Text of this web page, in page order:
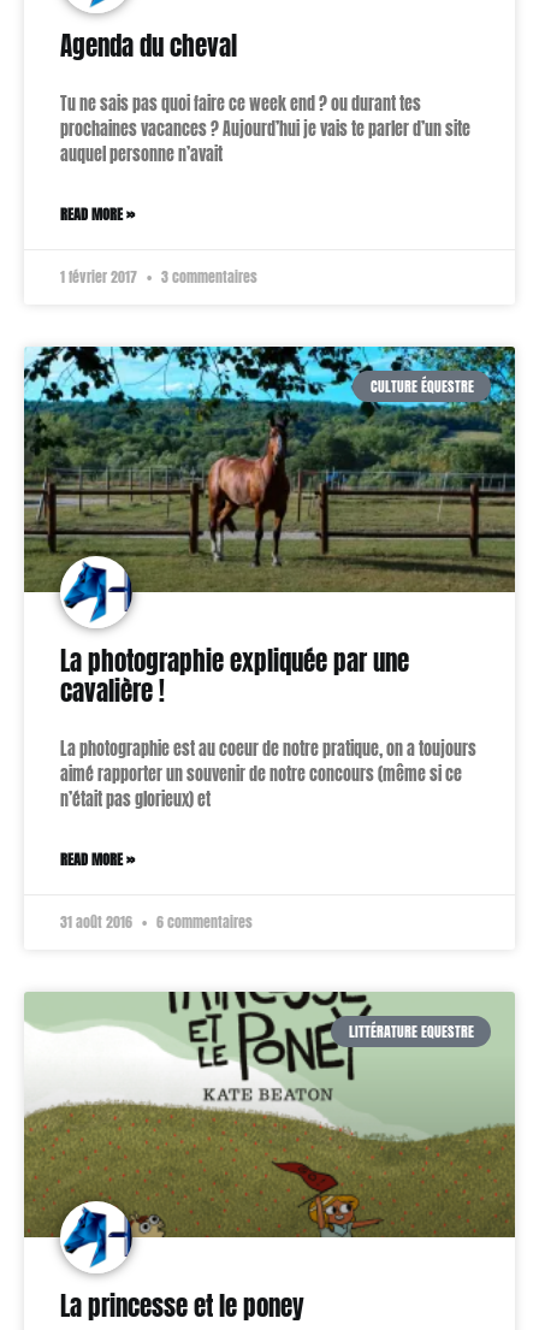
Agenda du cheval
Tu ne sais pas quoi faire ce week end ? ou durant tes
prochaines vacances ? Aujourd’hui je vais te parler d’un site
auquel personne n’avait
READ MORE »
1 février 2017 3 commentaires
CULTURE ÉQUESTRE
La photographie expliquée par une
cavalière !
La photographie est au coeur de notre pratique, on a toujours
aimé rapporter un souvenir de notre concours (même si ce
n’était pas glorieux) et
READ MORE »
31 août 2016 6 commentaires
LITTÉRATURE EQUESTRE
La princesse et le poney